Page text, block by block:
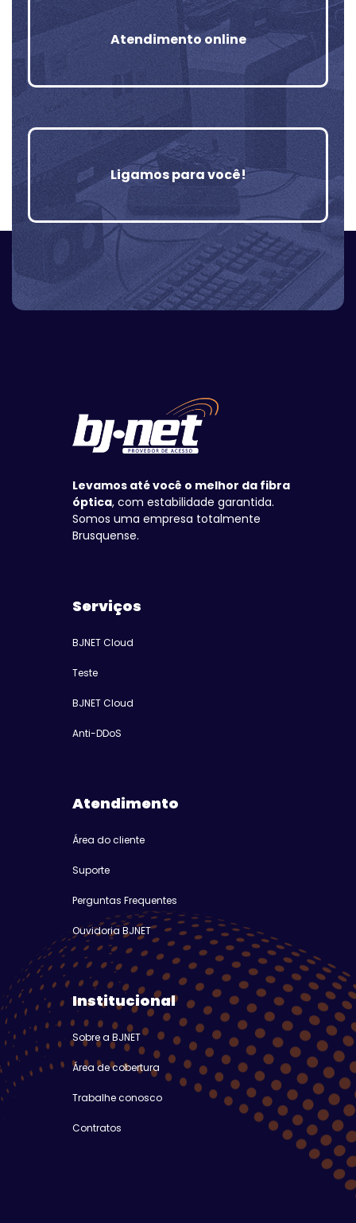
Atendimento online
Ligamos para você!
Levamos até você o melhor da fibra
óptica, com estabilidade garantida.
Somos uma empresa totalmente
Brusquense.
Serviços
BJNET Cloud
Teste
BJNET Cloud
Anti-DDoS
Atendimento
Área do cliente
Suporte
Perguntas Frequentes
Ouvidoria BJNET
Institucional
Sobre a BJNET
Área de cobertura
Trabalhe conosco
Contratos